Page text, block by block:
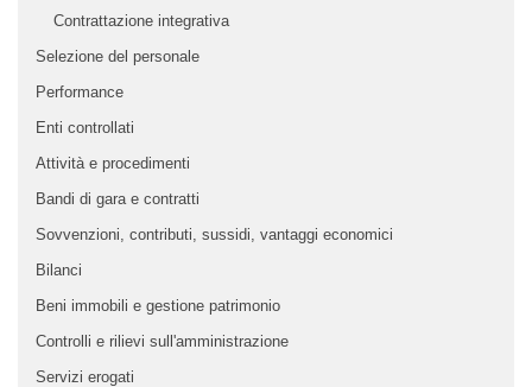
Contrattazione integrativa
Selezione del personale
Performance
Enti controllati
Attività e procedimenti
Bandi di gara e contratti
Sovvenzioni, contributi, sussidi, vantaggi economici
Bilanci
Beni immobili e gestione patrimonio
Controlli e rilievi sull'amministrazione
Servizi erogati